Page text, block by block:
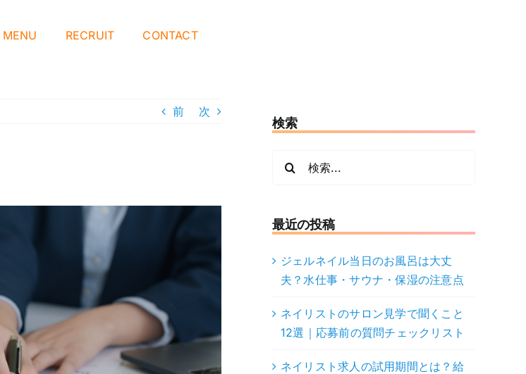
MENU RECRUIT CONTACT
前 次
検索
最近の投稿
ジェルネイル当日のお風呂は大丈
夫？水仕事・サウナ・保湿の注意点
ネイリストのサロン見学で聞くこと
12選｜応募前の質問チェックリスト
ネイリスト求人の試用期間とは？給